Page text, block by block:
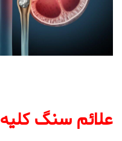
علائم سنگ کلیه